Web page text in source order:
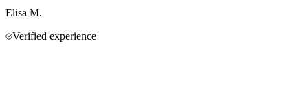
Elisa M.
Verified experience